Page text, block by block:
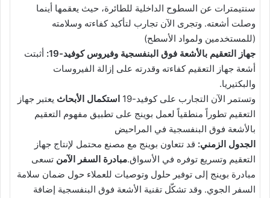
سنتيمترات عن السطوح الداخلية للطائرة، حيث يعقمها أينما
وصلت أشعته. وتجرى الآن تجارب لتأكيد كفاءته وسلامته
(للمستخدمين ولمواد الأسطح)
جهاز التعقيم بالأشعة فوق البنفسجية وفيروس كوفيد-19:
أثبتت
أشعة جهاز التعقيم كفاءته وقدرته على إزالة الفيروسات
والبكتيريا.
وتستمر الآن التجارب على كوفيد-19
استكمال الأبحاث يعتبر جهاز
التعقيم تطوراً منطقياً لعمل بوينج على تطبيق مفهوم التعقيم
بالأشعة فوق البنفسجية في المراحيض
الجدول الزمني: قد تتعاون بوينج مع مصنع محتمل لإنتاج جهاز
التعقيم وتسريع توفره في الأسواق.مبادرة السفر الآمن تسعى
مبادرة بوينج إلى توفير حلول وتوصيات للعملاء حول ضمان سلامة
السفر الجوي. وقد تشكّل تقنية الأشعة فوق البنفسجية إضافة